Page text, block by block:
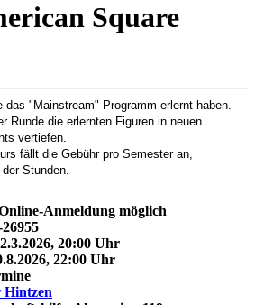
Square
das "Mainstream"-Programm erlernt haben.
Runde die erlernten Figuren in neuen
vertiefen.
fällt die Gebühr pro Semester an,
Stunden.
Anmeldung möglich
20:00 Uhr
22:00 Uhr
Hintzen